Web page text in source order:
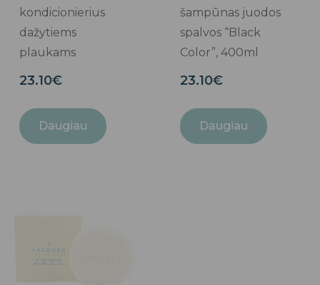
kondicionierius
dažytiems
plaukams
23.10€
Daugiau
šampūnas juodos
spalvos “Black
Color”, 400ml
23.10€
Daugiau